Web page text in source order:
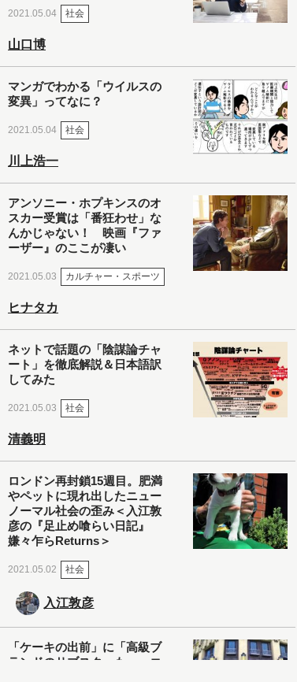
2021.05.04 社会
山口博
マンガでわかる「ウイルスの
変異」ってなに？
2021.05.04 社会
川上浩一
アンソニー・ホプキンスのオ
スカー受賞は「番狂わせ」な
んかじゃない！ 映画『ファ
ーザー』のここが凄い
2021.05.03 カルチャー・スポーツ
ヒナタカ
ネットで話題の「陰謀論チャ
ート」を徹底解説＆日本語訳
してみた
2021.05.03 社会
清義明
ロンドン再封鎖15週目。肥満
やペットに現れ出したニュー
ノーマル社会の歪み＜入江敦
彦の『足止め喰らい日記』
嫌々乍らReturns＞
2021.05.02 社会
入江敦彦
「ケーキの出前」に「高級ブ
ランドのサブスク」も――コ